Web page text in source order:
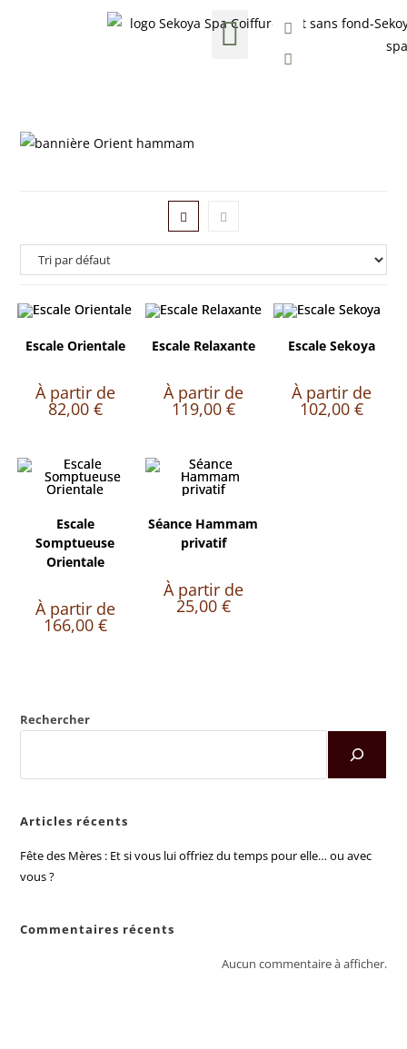
Escale Orientale
À partir de
82,00 €
Escale Relaxante
À partir de
119,00 €
Escale Sekoya
À partir de
102,00€
Escale
Somptueuse
Orientale
À partir de
166,00 €
Séance Hammam
privatif
À partir de
25,00 €
Rechercher
Articles récents
Fête des Mères : Et si vous lui offriez du temps pour elle… ou avec
vous ?
Commentaires récents
Aucun commentaire à afficher.